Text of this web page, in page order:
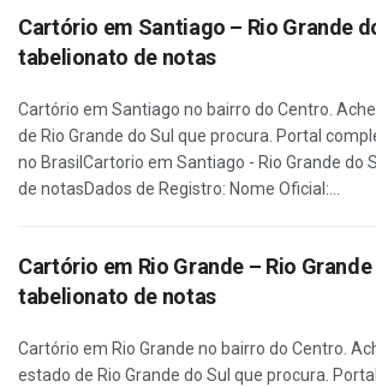
Cartório em Santiago – Rio Grande
tabelionato de notas
Cartório em Santiago no bairro do Centro.
de Rio Grande do Sul que procura. Portal
no BrasilCartorio em Santiago - Rio Grande do
de notasDados de Registro: Nome Oficial:...
Cartório em Rio Grande – Rio Grande
tabelionato de notas
Cartório em Rio Grande no bairro do Centro.
estado de Rio Grande do Sul que procura.